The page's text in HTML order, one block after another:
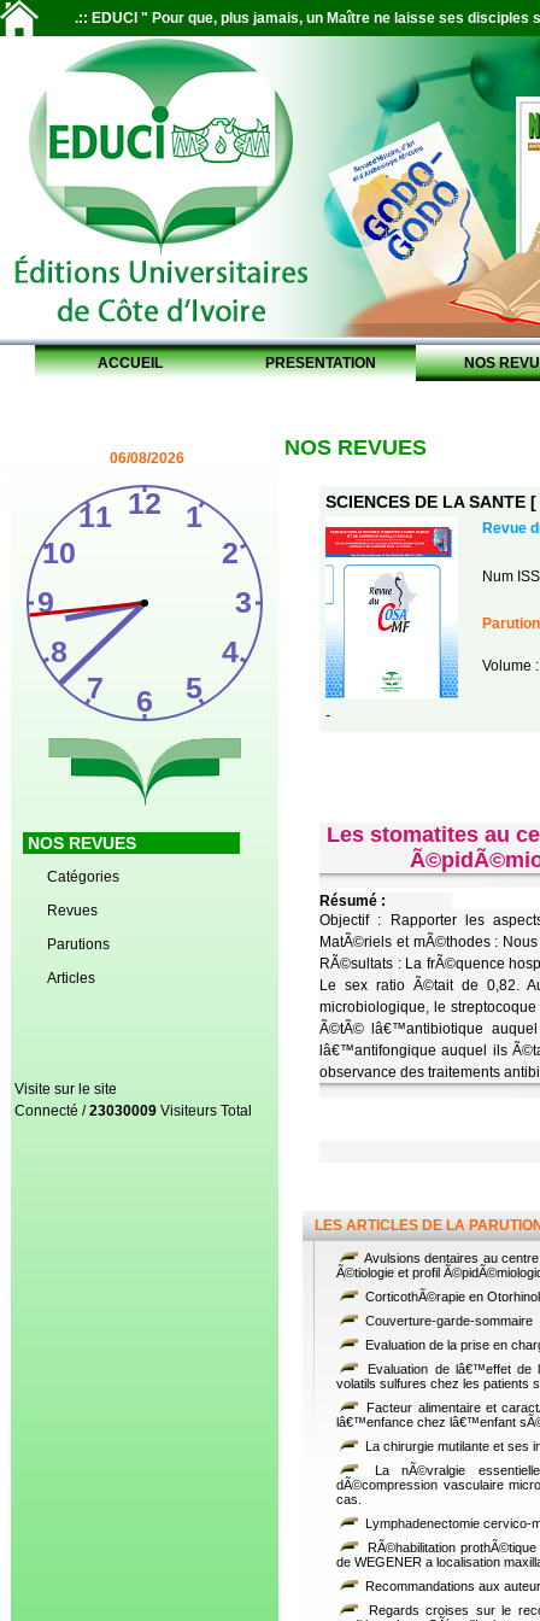
.:: EDUCI " Pour que, plus jamais, un Maître ne laisse ses disciples
ACCUEIL PRESENTATION NOS
06/08/2026
NOS REVUES
Catégories
Revues
Parutions
Articles
Visite sur le site
Connecté /23030009Visiteurs Total
NOS REVUES
SCIENCES DE LA SANTE
Revue
Num
Volume
-
Les stomatites au
Résumé :
Objectif : Rapporter les
MatÃ©riels et mÃ©thodes :
RÃ©sultats : La frÃ©quence
Le sex ratio Ã©tait de 0,82.
microbiologique, le
Ã©tÃ© lâ€™antibiotique
lâ€™antifongique auquel ils
observance des traitements
LES ARTICLES DE LA
Avulsions dentaires au
Ã©tiologie et profil
CorticothÃ©rapie en
Couverture-garde-sommaire
Evaluation de la prise en
Evaluation de lâ€™effet de
volatils sulfures chez les patients
Facteur alimentaire et
lâ€™enfance chez lâ€™enfant
La chirurgie mutilante et ses
La nÃ©vralgie
dÃ©compression vasculaire
cas.
Lymphadenectomie cervico-
RÃ©habilitation
de WEGENER a localisation
Recommandations aux
Regards croises sur le